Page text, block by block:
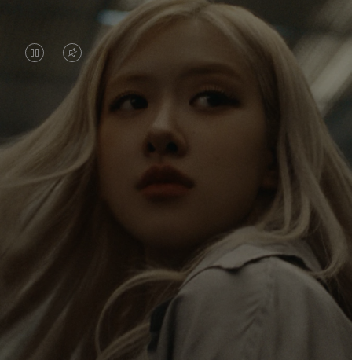
DAS
VIDEO
IST
ANGEHALTEN,
BITTE
DRÜCKEN
UM
ES
ABZUSPIELEN.
VIDEO
IST
STUMMGESCHALTET,
BITTE
KLICKEN
AUFHEBEN
DER
STUMMSCHALTUNG
Rosé erkundet die Welt non-stop, und mit jeder
Reise erhält sie neue Perspektiven, die einen
bleibenden Eindruck bei ihr hinterlassen. Mit jedem
neuen Ziel entdeckt sie die Welt und sich selber auf
Ihr RIMOWA Classic Cabin ist eine Erinnerung an
alle Geschichten, die sie gesammelt hat – jeder
Sticker, Kratzer und jede Delle ist ein Symbol für
ihren Weg.